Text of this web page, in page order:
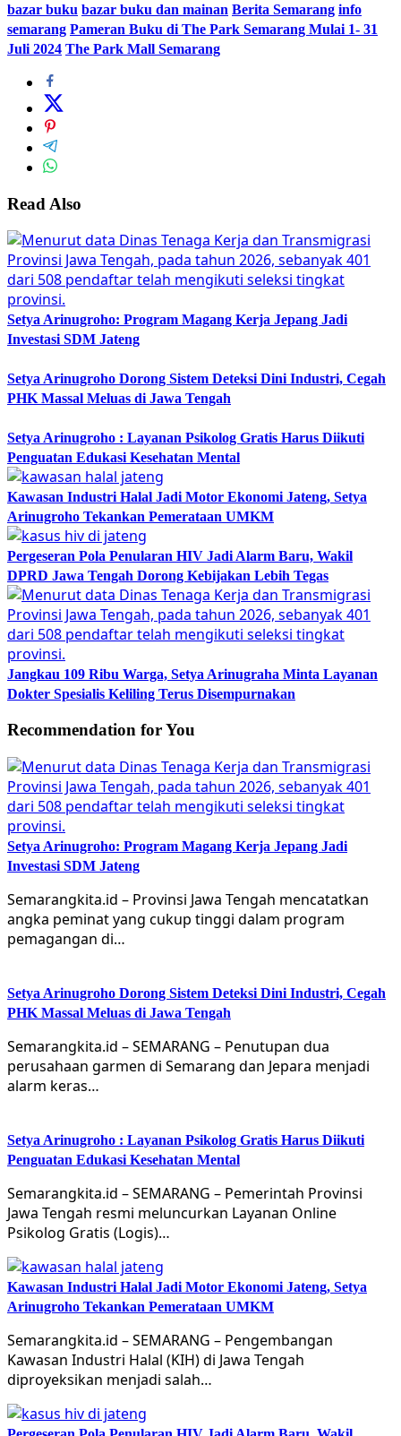
bazar buku bazar buku dan mainan Berita Semarang info
semarang Pameran Buku di The Park Semarang Mulai 1- 31
Juli 2024 The Park Mall Semarang
Read Also
Setya Arinugroho: Program Magang Kerja Jepang Jadi
Investasi SDM Jateng
Setya Arinugroho Dorong Sistem Deteksi Dini Industri, Cegah
PHK Massal Meluas di Jawa Tengah
Setya Arinugroho : Layanan Psikolog Gratis Harus Diikuti
Penguatan Edukasi Kesehatan Mental
Kawasan Industri Halal Jadi Motor Ekonomi Jateng, Setya
Arinugroho Tekankan Pemerataan UMKM
Pergeseran Pola Penularan HIV Jadi Alarm Baru, Wakil
DPRD Jawa Tengah Dorong Kebijakan Lebih Tegas
Jangkau 109 Ribu Warga, Setya Arinugraha Minta Layanan
Dokter Spesialis Keliling Terus Disempurnakan
Recommendation for You
Setya Arinugroho: Program Magang Kerja Jepang Jadi
Investasi SDM Jateng
Semarangkita.id – Provinsi Jawa Tengah mencatatkan
angka peminat yang cukup tinggi dalam program
pemagangan di…
Setya Arinugroho Dorong Sistem Deteksi Dini Industri, Cegah
PHK Massal Meluas di Jawa Tengah
Semarangkita.id – SEMARANG – Penutupan dua
perusahaan garmen di Semarang dan Jepara menjadi
alarm keras…
Setya Arinugroho : Layanan Psikolog Gratis Harus Diikuti
Penguatan Edukasi Kesehatan Mental
Semarangkita.id – SEMARANG – Pemerintah Provinsi
Jawa Tengah resmi meluncurkan Layanan Online
Psikolog Gratis (Logis)…
Kawasan Industri Halal Jadi Motor Ekonomi Jateng, Setya
Arinugroho Tekankan Pemerataan UMKM
Semarangkita.id – SEMARANG – Pengembangan
Kawasan Industri Halal (KIH) di Jawa Tengah
diproyeksikan menjadi salah…